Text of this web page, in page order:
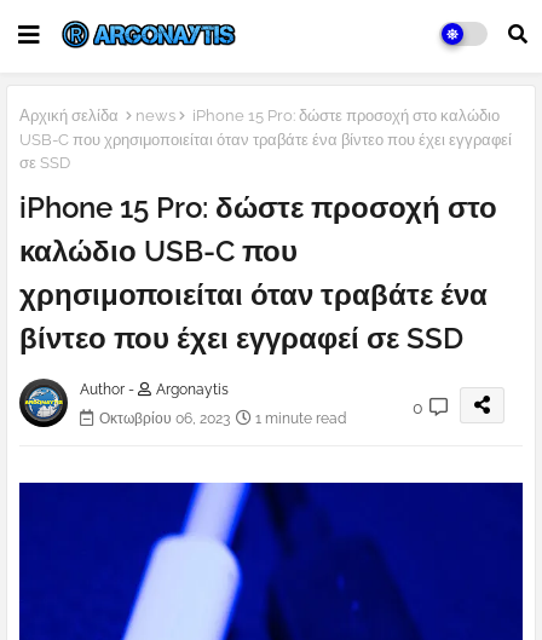
Αρχική σελίδα news
iPhone 15 Pro: δώστε προσοχή στο καλώδιο
USB-C που χρησιμοποιείται όταν τραβάτε ένα βίντεο που έχει εγγραφεί
σε SSD
iPhone 15 Pro: δώστε προσοχή στο
καλώδιο USB-C που
χρησιμοποιείται όταν τραβάτε ένα
βίντεο που έχει εγγραφεί σε SSD
Author -
Argonaytis
Οκτωβρίου 06, 2023
1 minute read
0